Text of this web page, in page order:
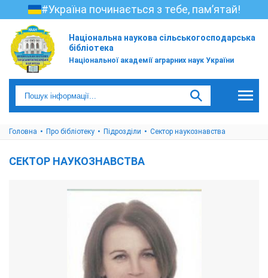
#Україна починається з тебе, пам’ятай!
Національна наукова сільськогосподарська
бібліотека
Національної академії аграрних наук України
Головна Про бібліотеку Підрозділи Сектор наукознавства
СЕКТОР НАУКОЗНАВСТВА